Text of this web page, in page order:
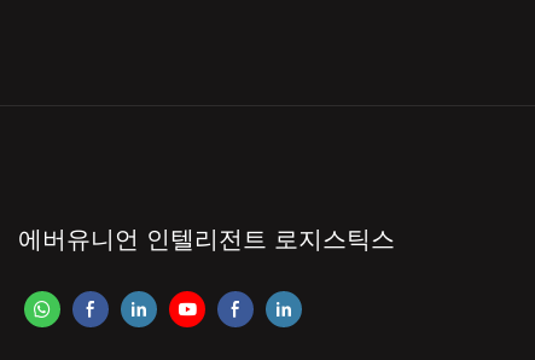
에버유니언 인텔리전트 로지스틱스